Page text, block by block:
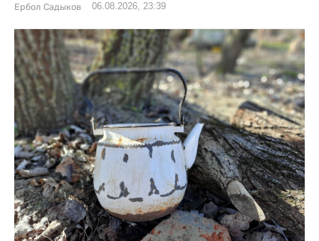
Ербол Садыков 06.08.2026, 23:39